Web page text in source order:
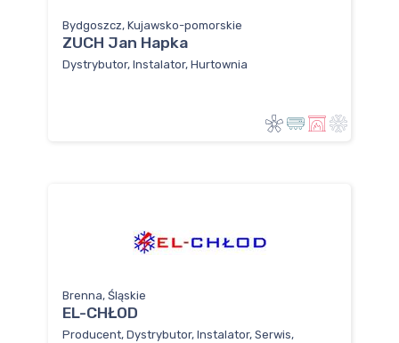
Bydgoszcz, Kujawsko-pomorskie
ZUCH Jan Hapka
Dystrybutor, Instalator, Hurtownia
Brenna, Śląskie
EL-CHŁOD
Producent, Dystrybutor, Instalator, Serwis,